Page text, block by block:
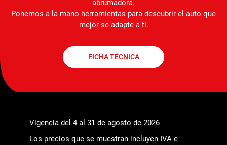
abrumadora.
Ponemos a la mano herramientas para descubrir el auto que
mejor se adapte a ti.
FICHA TÉCNICA
Vigencia del 4 al 31 de agosto de 2026
Los precios que se muestran incluyen IVA e